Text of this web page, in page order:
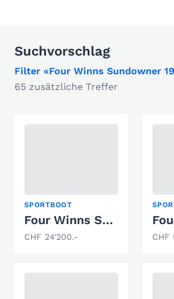
Suchvorschlag
Filter «Four Winns Sundowner
65 zusätzliche Treffer
SPORTBOOT
Four Winns Sundowner 245
CHF 24'200.- CHF